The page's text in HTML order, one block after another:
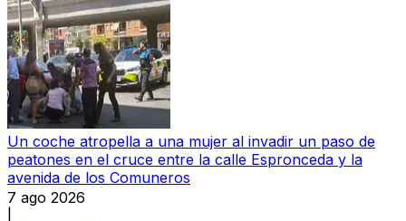
Un coche atropella a una mujer al invadir un paso de
peatones en el cruce entre la calle Espronceda y la
avenida de los Comuneros
7 ago 2026